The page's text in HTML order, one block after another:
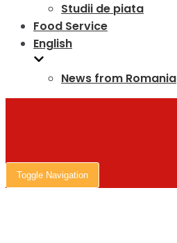
Studii de piata
Food Service
English
News from Romania
Toggle Navigation